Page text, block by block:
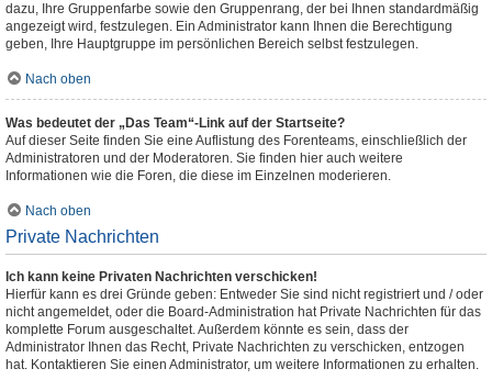
dazu, Ihre Gruppenfarbe sowie den Gruppenrang, der bei Ihnen standardmäßig
angezeigt wird, festzulegen. Ein Administrator kann Ihnen die Berechtigung
geben, Ihre Hauptgruppe im persönlichen Bereich selbst festzulegen.
Nach oben
Was bedeutet der „Das Team“-Link auf der Startseite?
Auf dieser Seite finden Sie eine Auflistung des Forenteams, einschließlich der
Administratoren und der Moderatoren. Sie finden hier auch weitere
Informationen wie die Foren, die diese im Einzelnen moderieren.
Nach oben
Private Nachrichten
Ich kann keine Privaten Nachrichten verschicken!
Hierfür kann es drei Gründe geben: Entweder Sie sind nicht registriert und / oder
nicht angemeldet, oder die Board-Administration hat Private Nachrichten für das
komplette Forum ausgeschaltet. Außerdem könnte es sein, dass der
Administrator Ihnen das Recht, Private Nachrichten zu verschicken, entzogen
hat. Kontaktieren Sie einen Administrator, um weitere Informationen zu erhalten.